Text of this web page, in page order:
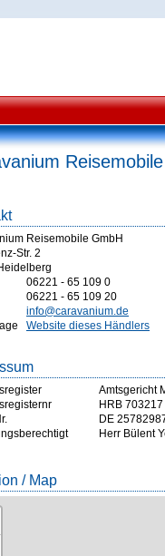
Reisemobile GmbH
Str. 2
06221 - 65 109 0
06221 - 65 109 20
info@caravanium.de
Website dieses Händlers
Amtsgericht
HRB 703217
DE
Herr Bülent
/ Map